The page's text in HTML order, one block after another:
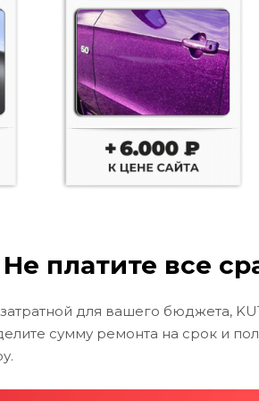
Не платите все
для вашего бюджета,
сумму ремонта на срок и